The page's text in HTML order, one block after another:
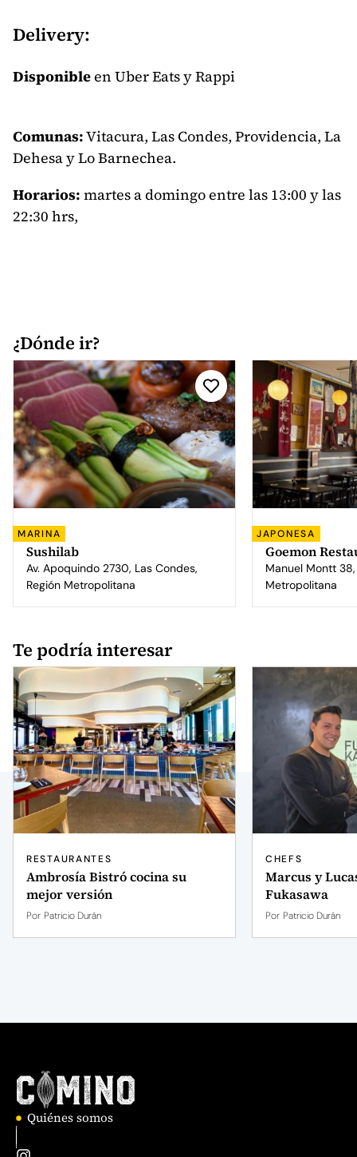
Delivery:
Disponibleen Uber Eats y Rappi
Comunas:Vitacura, Las Condes, Providencia, La
Dehesa y Lo Barnechea.
Horarios: martes a domingo entre las 13:00 y las
22:30 hrs,
¿Dónde ir?
MARINA
Sushilab
Av. Apoquindo 2730, Las Condes,
Región Metropolitana
JAPONESA
Goemon
Manuel Montt
Metropolitana
Te podría interesar
RESTAURANTES
Ambrosía Bistró cocina su
mejor versión
Por Patricio Durán
CHEFS
Marcus y
Fukasawa
Por Patricio Durán
Quiénes somos